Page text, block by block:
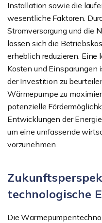
Installation sowie die
wesentliche Faktoren.
Stromversorgung und die
lassen sich die
erheblich reduzieren.
Kosten und Einsparungen
der Investition zu
Wärmepumpe zu
potenzielle
Entwicklungen der
um eine umfassende
vorzunehmen.
technologische
Die